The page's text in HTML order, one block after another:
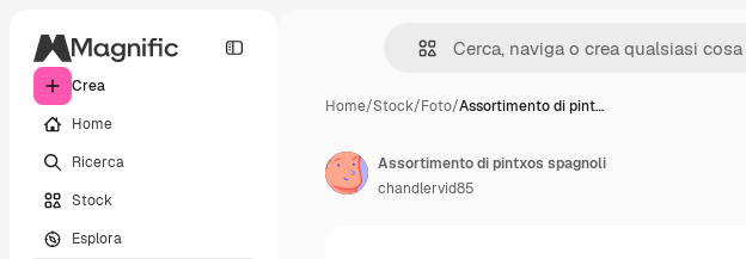
Crea
Home
Ricerca
Stock
Esplora
Home/Stock/Foto/Assortimento di pint…
Assortimento di pintxos spagnoli
chandlervid85